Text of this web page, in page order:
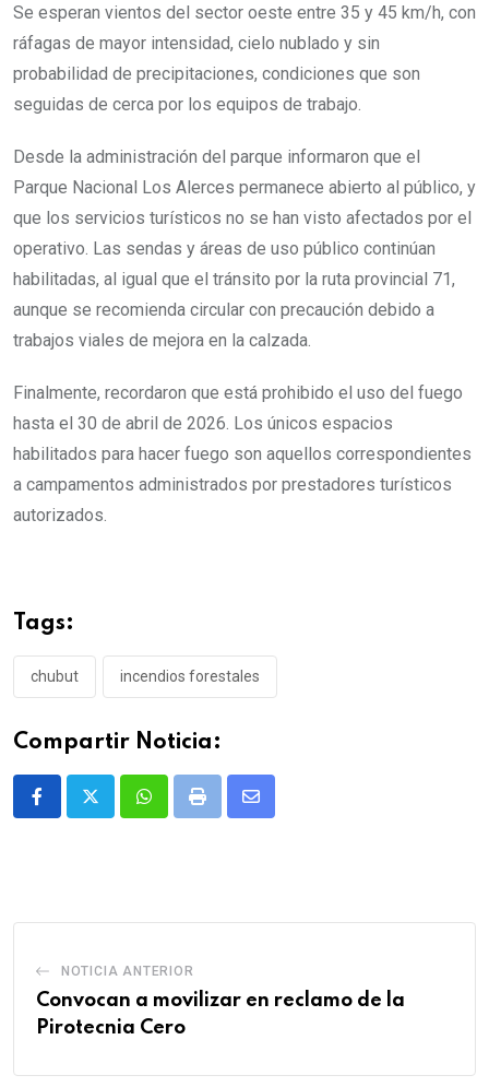
Se esperan vientos del sector oeste entre 35 y 45 km/h, con
ráfagas de mayor intensidad, cielo nublado y sin
probabilidad de precipitaciones, condiciones que son
seguidas de cerca por los equipos de trabajo.
Desde la administración del parque informaron que el
Parque Nacional Los Alerces permanece abierto al público, y
que los servicios turísticos no se han visto afectados por el
operativo. Las sendas y áreas de uso público continúan
habilitadas, al igual que el tránsito por la ruta provincial 71,
aunque se recomienda circular con precaución debido a
trabajos viales de mejora en la calzada.
Finalmente, recordaron que está prohibido el uso del fuego
hasta el 30 de abril de 2026. Los únicos espacios
habilitados para hacer fuego son aquellos correspondientes
a campamentos administrados por prestadores turísticos
autorizados.
Tags:
chubut incendios forestales
Compartir Noticia:
WhatsappPrint
Share
NOTICIA ANTERIOR
Convocan a movilizar en reclamo de la
Pirotecnia Cero